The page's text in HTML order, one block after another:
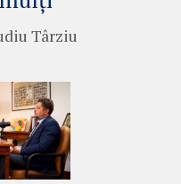
Târziu